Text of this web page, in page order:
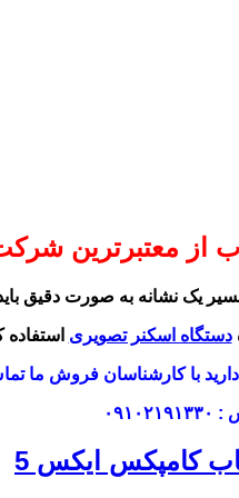
از معتبرترین
یک نشانه به صورت دقیق
دستگاه اسکنر تصویری استفاده
با کارشناسان فروش ما